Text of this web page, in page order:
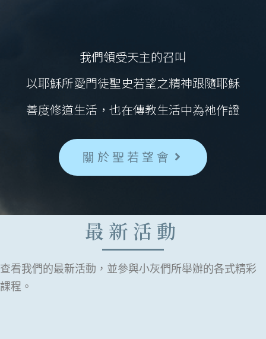
我們領受天主的召叫
以耶穌所愛門徒聖史若望之精神跟隨耶穌
善度修道生活，也在傳教生活中為祂作證
關於聖若望會
最新活動
查看我們的最新活動，並參與小灰們所舉辦的各式精彩
課程。